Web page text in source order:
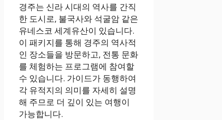
경주는 신라 시대의 역사를 간직
한 도시로, 불국사와 석굴암 같은
유네스코 세계유산이 있습니다.
이 패키지를 통해 경주의 역사적
인 장소들을 방문하고, 전통 문화
를 체험하는 프로그램에 참여할
수 있습니다. 가이드가 동행하여
각 유적지의 의미를 자세히 설명
해 주므로 더 깊이 있는 여행이
가능합니다.